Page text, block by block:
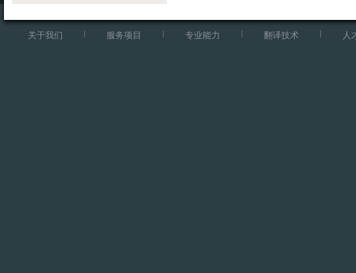
关于我们 服务项目 专业能力 翻译技术 人